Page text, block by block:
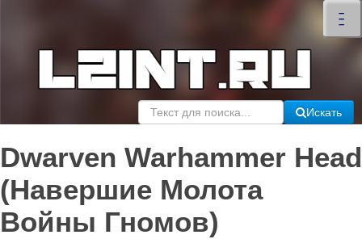
–
–
–
×
Искать
Dwarven Warhammer Head
(Навершие Молота
Войны Гномов)